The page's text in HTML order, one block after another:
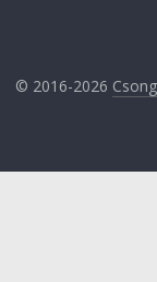
© 2016-2026